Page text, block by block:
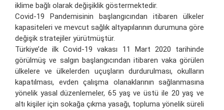
iklime bağlı olarak değişiklik göstermektedir.
Covid-19 Pandemisinin başlangıcından itibaren ülkeler
kapasiteleri ve mevcut sağlık altyapılarının durumuna göre
değişik stratejiler yürütmüştür.
Türkiye’de ilk Covid-19 vakası 11 Mart 2020 tarihinde
görülmüş ve salgın başlangıcından itibaren vaka görülen
ülkelere ve ülkelerden uçuşların durdurulması, okulların
kapatılması, evden çalışma olanaklarının sağlanmasına
yönelik yasal düzenlemeler, 65 yaş ve üstü ile 20 yaş ve
altı kişiler için sokağa çıkma yasağı, topluma yönelik süreli